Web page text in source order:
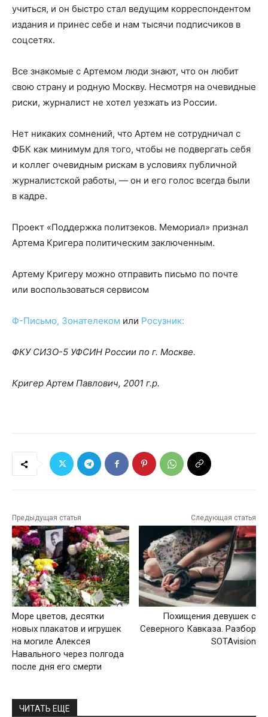
учиться, и он быстро стал ведущим корреспондентом
издания и принес себе и нам тысячи подписчиков в
соцсетях.
Все знакомые с Артемом люди знают, что он любит
свою страну и родную Москву. Несмотря на очевидные
риски, журналист не хотел уезжать из России.
Нет никаких сомнений, что Артем не сотрудничал с
ФБК как минимум для того, чтобы не подвергать себя
и коллег очевидным рискам в условиях публичной
журналистской работы, — он и его голос всегда были
в кадре.
Проект «Поддержка политзеков. Мемориал» признал
Артема Кригера политическим заключенным.
Артему Кригеру можно отправить письмо по почте
или воспользоваться сервисом
Ф-Письмо, Зонателеком или Росузник:
ФКУ СИЗО-5 УФСИН России по г. Москве.
Кригер Артем Павлович, 2001 г.р.
Предыдущая статья
Море цветов, десятки
новых плакатов и игрушек
на могиле Алексея
Навального через полгода
после дня его смерти
Следующая статья
Похищения девушек с
Северного Кавказа. Разбор
SOTAvision
ЧИТАТЬ ЕЩЕ